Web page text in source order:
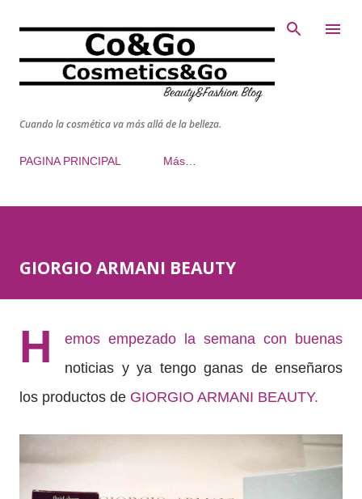
Cuando la cosmética va más allá de la belleza.
PAGINA PRINCIPAL Más…
GIORGIO ARMANI BEAUTY
H
emos empezado la semana con buenas
noticias y ya tengo ganas de enseñaros
los productos de GIORGIO ARMANI BEAUTY.